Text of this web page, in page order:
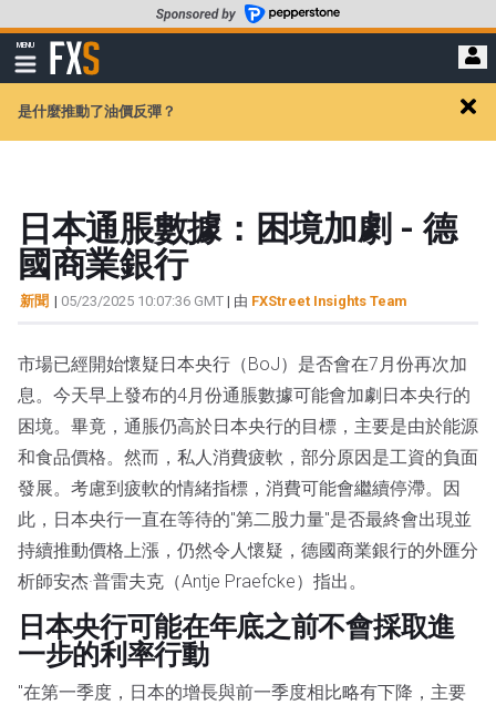
至
要
MENU
顯
示
航
FXStreet
是什麼推動了油價反彈？
alert
日本通脹數據：困境加劇 - 德
國商業銀行
新聞 | 05/23/2025 10:07:36 GMT | 由 FXStreet Insights Team
市場已經開始懷疑日本央行（BoJ）是否會在7月份再次加
息。今天早上發布的4月份通脹數據可能會加劇日本央行的
困境。畢竟，通脹仍高於日本央行的目標，主要是由於能源
和食品價格。然而，私人消費疲軟，部分原因是工資的負面
發展。考慮到疲軟的情緒指標，消費可能會繼續停滯。因
此，日本央行一直在等待的"第二股力量"是否最終會出現並
持續推動價格上漲，仍然令人懷疑，德國商業銀行的外匯分
析師安杰·普雷夫克（Antje Praefcke）指出。
日本央行可能在年底之前不會採取進
一步的利率行動
"在第一季度，日本的增長與前一季度相比略有下降，主要